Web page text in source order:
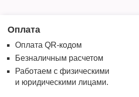
Оплата
Оплата QR-кодом
Безналичным расчетом
Работаем с физическими
и юридическими лицами.